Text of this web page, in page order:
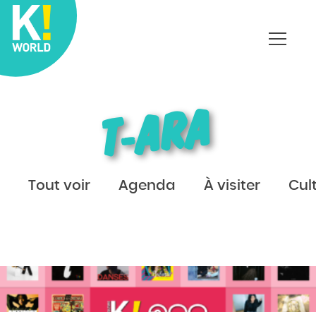
T-ARA
Tout voir Agenda À visiter